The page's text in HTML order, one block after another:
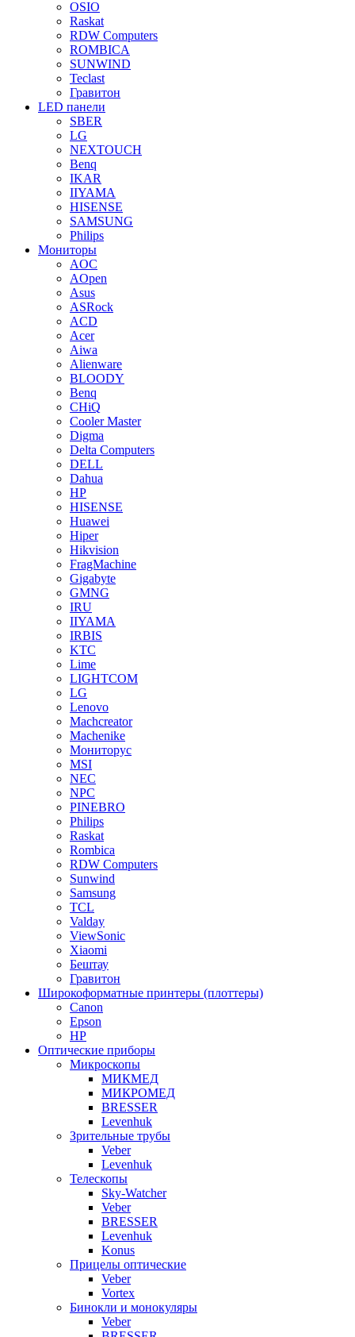
OSIO
Raskat
RDW Computers
ROMBICA
SUNWIND
Teclast
Гравитон
LED панели
SBER
LG
NEXTOUCH
Benq
IKAR
IIYAMA
HISENSE
SAMSUNG
Philips
Мониторы
AOC
AOpen
Asus
ASRock
ACD
Acer
Aiwa
Alienware
BLOODY
Benq
CHiQ
Cooler Master
Digma
Delta Computers
DELL
Dahua
HP
HISENSE
Huawei
Hiper
Hikvision
FragMachine
Gigabyte
GMNG
IRU
IIYAMA
IRBIS
KTC
Lime
LIGHTCOM
LG
Lenovo
Machcreator
Machenike
Мониторус
MSI
NEC
NPC
PINEBRO
Philips
Raskat
Rombica
RDW Computers
Sunwind
Samsung
TCL
Valday
ViewSonic
Xiaomi
Бештау
Гравитон
Широкоформатные принтеры (плоттеры)
Canon
Epson
HP
Оптические приборы
Микроскопы
МИКМЕД
МИКРОМЕД
BRESSER
Levenhuk
Зрительные трубы
Veber
Levenhuk
Телескопы
Sky-Watcher
Veber
BRESSER
Levenhuk
Konus
Прицелы оптические
Veber
Vortex
Бинокли и монокуляры
Veber